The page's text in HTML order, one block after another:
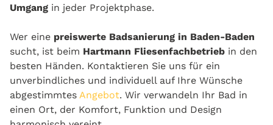
Umgang in jeder Projektphase.
Wer eine preiswerte Badsanierung in Baden-Baden
sucht, ist beim Hartmann Fliesenfachbetrieb in den
besten Händen. Kontaktieren Sie uns für ein
unverbindliches und individuell auf Ihre Wünsche
abgestimmtes Angebot. Wir verwandeln Ihr Bad in
einen Ort, der Komfort, Funktion und Design